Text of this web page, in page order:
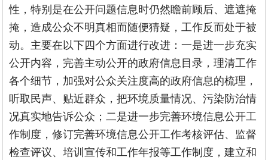
性，特别是在公开问题信息时仍然瞻前顾后、遮遮掩
掩，造成公众不明真相而随便猜疑，工作反而处于被
动。主要在以下四个方面进行改进：一是进一步充实
公开内容，完善主动公开的政府信息目录，理清工作
各个细节，加强对公众关注度高的政府信息的梳理，
听取民声、贴近群众，把环境质量情况、污染防治情
况真实地告诉公众；二是进一步完善环境信息公开工
作制度，修订完善环境信息公开工作考核评估、监督
检查评议、培训宣传和工作年报等工作制度，建立和